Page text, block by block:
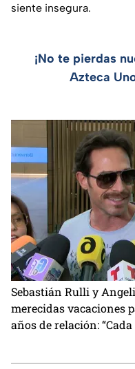
siente insegura.
¡No te pierdas
Azteca
Sebastián Rulli y
merecidas vacaciones
años de relación: “Cada